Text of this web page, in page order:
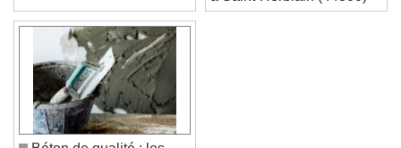
à Saint-Herblain (44800)